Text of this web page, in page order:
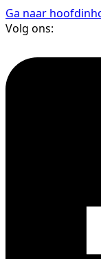
Ga naar
Volg ons: